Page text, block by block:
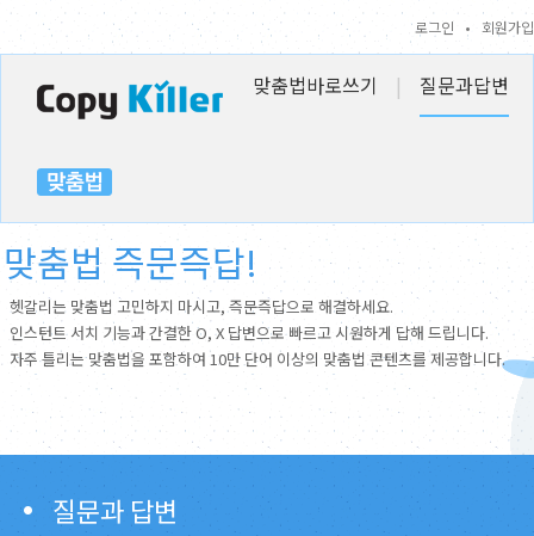
로그인 • 회원가입
맞춤법바로쓰기 | 질문과답변
맞춤법 즉문즉답!
헷갈리는 맞춤법 고민하지 마시고, 즉문즉답으로 해결하세요.
인스턴트 서치 기능과 간결한 O, X 답변으로 빠르고 시원하게 답해 드립니다.
자주 틀리는 맞춤법을 포함하여 10만 단어 이상의 맞춤법 콘텐츠를 제공합니다.
질문과 답변